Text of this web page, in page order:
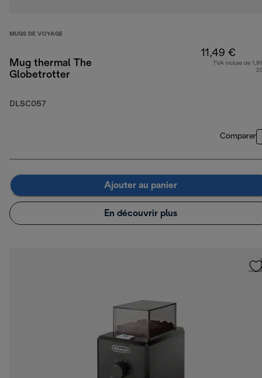
MUGS DE VOYAGE
Mug thermal The
Globetrotter
DLSC057
11,49 €
TVA incluse de
Comparer
Ajouter au panier
En découvrir plus